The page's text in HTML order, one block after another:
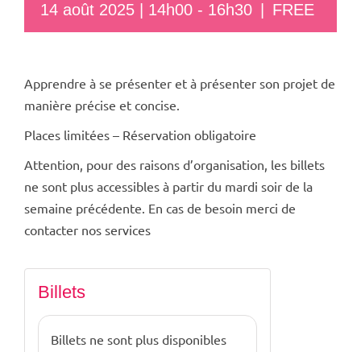
14 août 2025 | 14h00 - 16h30 FREE
Apprendre à se présenter et à présenter son projet de
manière précise et concise.
Places limitées – Réservation obligatoire
Attention, pour des raisons d’organisation, les billets
ne sont plus accessibles à partir du mardi soir de la
semaine précédente. En cas de besoin merci de
contacter nos services
Billets
Billets ne sont plus disponibles